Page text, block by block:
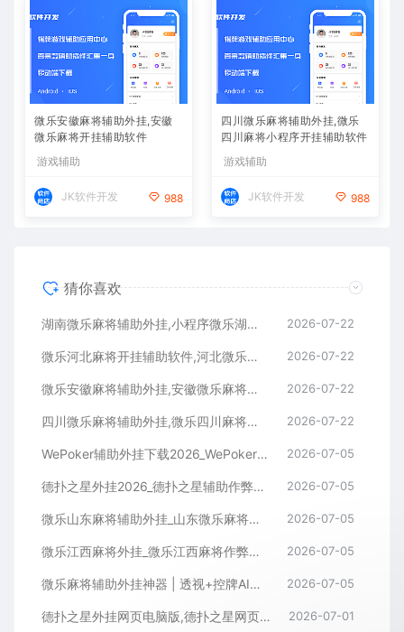
微乐安徽麻将辅助外挂,安徽
微乐麻将开挂辅助软件
游戏辅助
JK软件开发 988
四川微乐麻将辅助外挂,微乐
四川麻将小程序开挂辅助软件
游戏辅助
JK软件开发 988
猜你喜欢
湖南微乐麻将辅助外挂,小程序微乐湖南麻将开挂辅助软件 2026-07-22
微乐河北麻将开挂辅助软件,河北微乐麻将小程序外挂 2026-07-22
微乐安徽麻将辅助外挂,安徽微乐麻将开挂辅助软件 2026-07-22
四川微乐麻将辅助外挂,微乐四川麻将小程序开挂辅助软件 2026-07-22
WePoker辅助外挂下载2026_WePoker微扑克透视作弊软件 2026-07-05
德扑之星外挂2026_德扑之星辅助作弊软件_德扑之星透视器下载 2026-07-05
微乐山东麻将辅助外挂_山东微乐麻将作弊软件透视下载 2026-07-05
微乐江西麻将外挂_微乐江西麻将作弊辅助软件 2026-07-05
微乐麻将辅助外挂神器 | 透视+控牌AI智能辅助，轻松连胜全场！ 2026-07-05
德扑之星外挂网页电脑版,德扑之星网页版透视辅助器 2026-07-01